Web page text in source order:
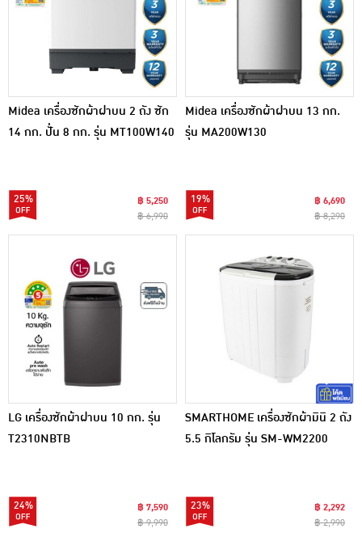
Midea เครื่องซักผ้าฝาบน 2 ถัง ซัก
14 กก. ปั่น 8 กก. รุ่น MT100W140
25%
฿ 5,250
฿ 6,990
Midea เครื่องซักผ้าฝาบน 13 กก.
รุ่น MA200W130
19%
฿ 6,690
฿ 8,290
LG เครื่องซักผ้าฝาบน 10 กก. รุ่น
T2310NBTB
24%
฿ 7,590
฿ 9,990
SMARTHOME เครื่องซักผ้ามินิ 2 ถัง
5.5 กิโลกรัม รุ่น SM-WM2200
23%
฿ 2,292
฿ 2,990